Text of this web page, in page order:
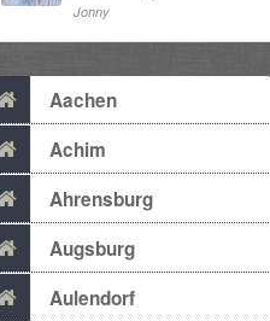
Jonny
Aachen
Achim
Ahrensburg
Augsburg
Aulendorf